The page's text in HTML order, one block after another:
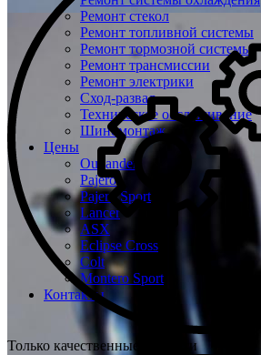
Ремонт стекол
Ремонт топливной системы
Ремонт тормозной системы
Ремонт трансмиссии
Ремонт электрики
Сход-развал
Техническое обслуживание
Шиномонтаж
Цены
Outlander
Pajero
Pajero Sport
Lancer
ASX
Eclipse Cross
Colt
Montero Sport
Контакты
Только качественные запчасти